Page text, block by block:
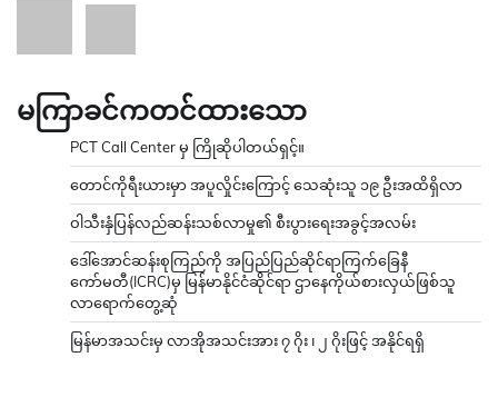
မကြာခင်ကတင်ထားသော
PCT Call Center မှ ကြိုဆိုပါတယ်ရှင့်။
တောင်ကိုရီးယားမှာ အပူလှိုင်းကြောင့် သေဆုံးသူ ၁၉ ဦးအထိရှိလာ
ဝါသီးနှံပြန်လည်ဆန်းသစ်လာမှု၏ စီးပွားရေးအခွင့်အလမ်း
ဒေါ်အောင်ဆန်းစုကြည်ကို အပြည်ပြည်ဆိုင်ရာကြက်ခြေနီ
ကော်မတီ(ICRC)မှ မြန်မာနိုင်ငံဆိုင်ရာ ဌာနေကိုယ်စားလှယ်ဖြစ်သူ
လာရောက်တွေ့ဆုံ
မြန်မာအသင်းမှ လာအိုအသင်းအား ၇ ဂိုး ၊ ၂ ဂိုးဖြင့် အနိုင်ရရှိ